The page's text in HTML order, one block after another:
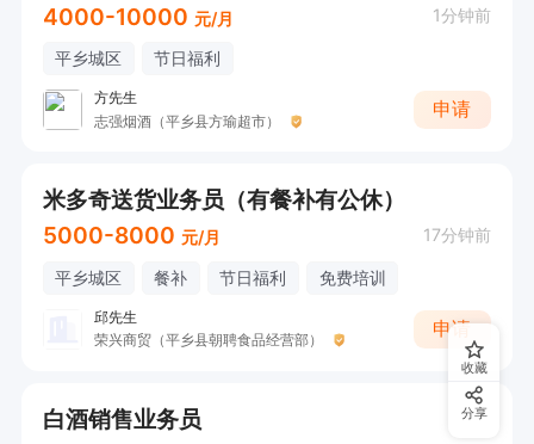
4000-10000 元/月 1分钟前
平乡城区 节日福利
方先生
志强烟酒（平乡县方瑜超市）
申请
米多奇送货业务员（有餐补有公休）
5000-8000 元/月 17分钟前
平乡城区 餐补 节日福利 免费培训
邱先生
荣兴商贸（平乡县朝聘食品经营部）
申请
白酒销售业务员
收藏
分享